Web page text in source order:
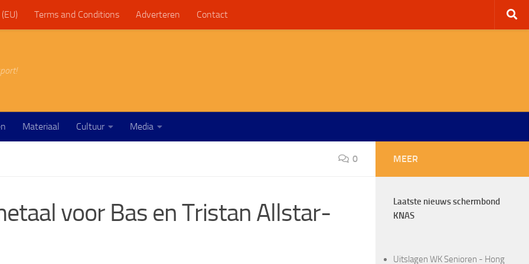
Terms and Conditions Adverteren Contact
Materiaal Cultuur Media
0
voor Bas en Tristan Allstar-
MEER
Laatste nieuws schermbond
KNAS
Uitslagen WK Senioren - Hong